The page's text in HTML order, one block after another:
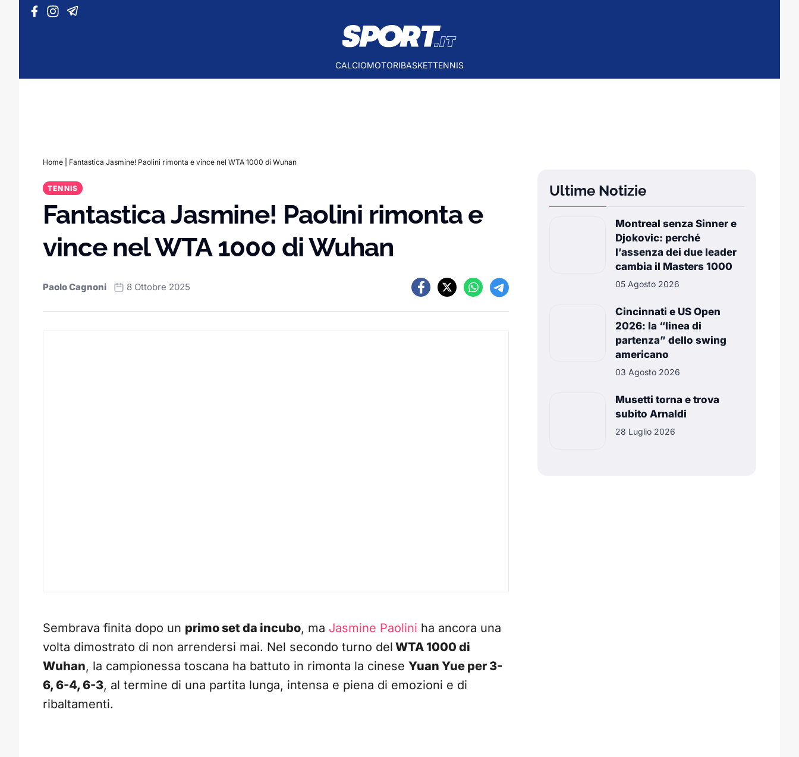
Vai al contenuto
CALCIOMOTORIBASKETTENNIS
Home Fantastica Jasmine! Paolini rimonta e vince nel WTA 1000 di Wuhan
TENNIS
Fantastica Jasmine! Paolini rimonta e
vince nel WTA 1000 di Wuhan
Paolo Cagnoni 8 Ottobre 2025
Sembrava finita dopo un primo set da incubo, ma Jasmine Paolini ha ancora una
volta dimostrato di non arrendersi mai. Nel secondo turno del WTA 1000 di
Wuhan, la campionessa toscana ha battuto in rimonta la cinese Yuan Yue per 3-
6, 6-4, 6-3, al termine di una partita lunga, intensa e piena di emozioni e di
ribaltamenti.
Ultime Notizie
Montreal senza Sinner e
Djokovic: perché
l’assenza dei due leader
cambia il Masters 1000
05 Agosto 2026
Cincinnati e US Open
2026: la “linea di
partenza” dello swing
americano
03 Agosto 2026
Musetti torna e trova
subito Arnaldi
28 Luglio 2026